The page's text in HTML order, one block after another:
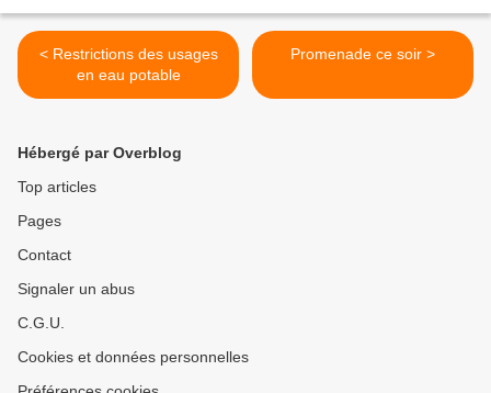
< Restrictions des usages
en eau potable
Promenade ce soir >
Hébergé par Overblog
Top articles
Pages
Contact
Signaler un abus
C.G.U.
Cookies et données personnelles